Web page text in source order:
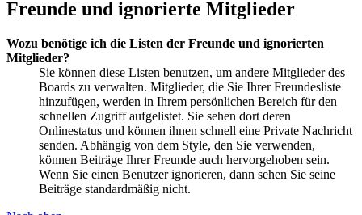
Freunde und ignorierte Mitglieder
Wozu benötige ich die Listen der Freunde und ignorierten
Mitglieder?
Sie können diese Listen benutzen, um andere Mitglieder des
Boards zu verwalten. Mitglieder, die Sie Ihrer Freundesliste
hinzufügen, werden in Ihrem persönlichen Bereich für den
schnellen Zugriff aufgelistet. Sie sehen dort deren
Onlinestatus und können ihnen schnell eine Private Nachricht
senden. Abhängig von dem Style, den Sie verwenden,
können Beiträge Ihrer Freunde auch hervorgehoben sein.
Wenn Sie einen Benutzer ignorieren, dann sehen Sie seine
Beiträge standardmäßig nicht.